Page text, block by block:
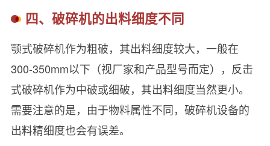
四、破碎机的出料细度不同
颚式破碎机作为粗破，其出料细度较大，一般在
300-350mm以下（视厂家和产品型号而定），反击
式破碎机作为中破或细破，其出料细度当然更小。
需要注意的是，由于物料属性不同，破碎机设备的
出料精细度也会有误差。